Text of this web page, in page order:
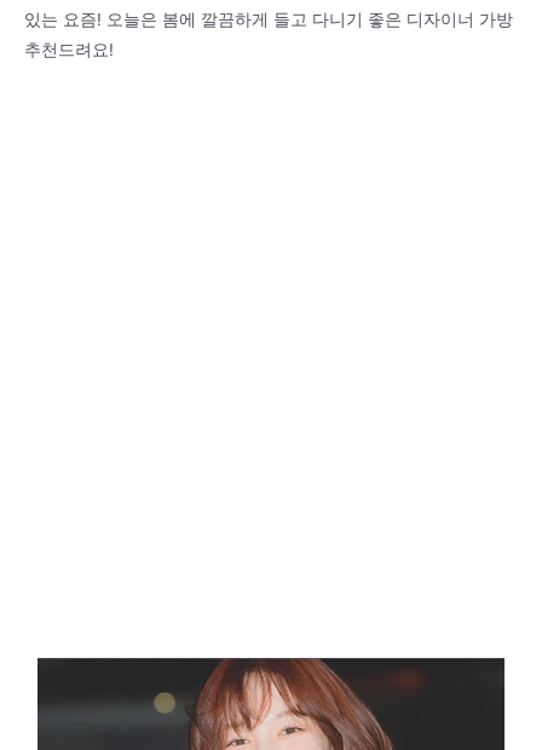
있는 요즘! 오늘은 봄에 깔끔하게 들고 다니기 좋은 디자이너 가방
추천드려요!